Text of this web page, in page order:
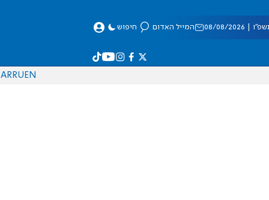
08/2026 המייל האדום חיפוש
EN
RU
AR